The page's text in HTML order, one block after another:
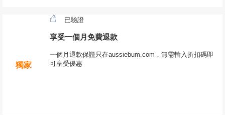
獨家
已驗證
享受一個月免費退款
一個月退款保證只在aussiebum.com，無需輸入折扣碼即
可享受優惠